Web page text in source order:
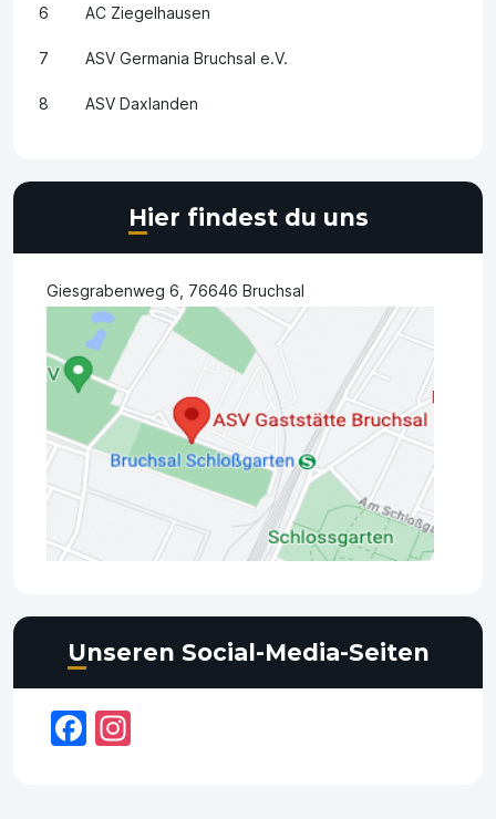
6 AC Ziegelhausen
7 ASV Germania Bruchsal e.V.
8 ASV Daxlanden
Hier findest du uns
Giesgrabenweg 6, 76646 Bruchsal
Unseren Social-Media-Seiten
Facebook